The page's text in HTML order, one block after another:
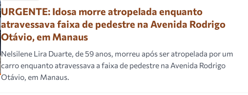
URGENTE: Idosa morre atropelada enquanto
atravessava faixa de pedestre na Avenida Rodrigo
Otávio, em Manaus
Nelsilene Lira Duarte, de 59 anos, morreu após ser atropelada por um
carro enquanto atravessava a faixa de pedestre na Avenida Rodrigo
Otávio, em Manaus.